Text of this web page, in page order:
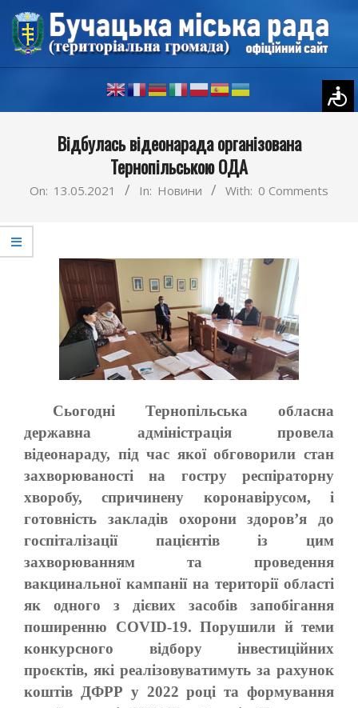
Skip
content
Відбулась відеонарада організована
Тернопільською ОДА
On: 13.05.2021 In: Новини With: 0 Comments
Сьогодні Тернопільська обласна
державна адміністрація провела
відеонараду, під час якої обговорили стан
захворюваності на гостру респіраторну
хворобу, спричинену коронавірусом, і
готовність закладів охорони здоров’я до
госпіталізації пацієнтів із цим
захворюванням та проведення
вакцинальної кампанії на території області
як одного з дієвих засобів запобігання
поширенню COVID-19. Порушили й теми
конкурсного відбору інвестиційних
проєктів, які реалізовуватимуть за рахунок
коштів ДФРР у 2022 році та формування